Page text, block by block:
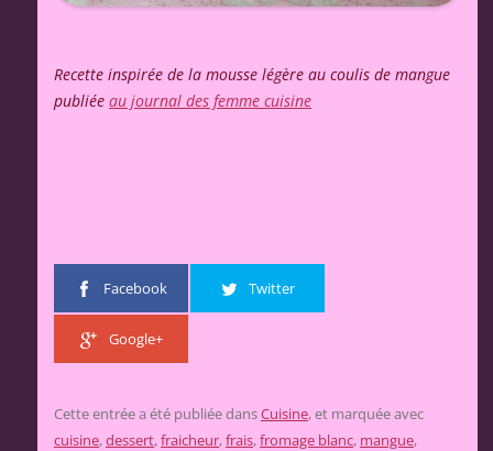
Recette inspirée de la mousse légère au coulis de mangue
publiée au journal des femme cuisine
Facebook Twitter
Google+
Cette entrée a été publiée dansCuisine, et marquée avec
cuisine,dessert,fraicheur,frais,fromage blanc, mangue,